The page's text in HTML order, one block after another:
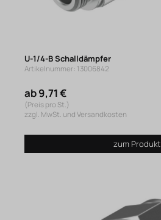
U-1/4-B Schalldämpfer
Artikelnummer: 13006842
ab 9,71 €
(Preis pro St.)
zzgl. MwSt. und Versandkosten
zum Produkt